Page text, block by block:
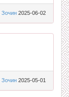
Зочин 2025-06-02
Зочин 2025-05-01